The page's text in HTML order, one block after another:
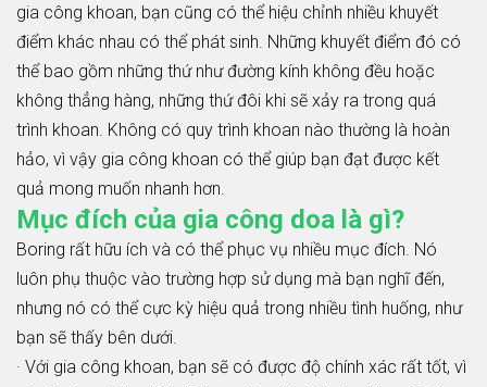
gia công khoan, bạn cũng có thể hiệu chỉnh nhiều khuyết
điểm khác nhau có thể phát sinh. Những khuyết điểm đó có
thể bao gồm những thứ như đường kính không đều hoặc
không thẳng hàng, những thứ đôi khi sẽ xảy ra trong quá
trình khoan. Không có quy trình khoan nào thường là hoàn
hảo, vì vậy gia công khoan có thể giúp bạn đạt được kết
quả mong muốn nhanh hơn.
Mục đích của gia công doa là gì?
Boring rất hữu ích và có thể phục vụ nhiều mục đích. Nó
luôn phụ thuộc vào trường hợp sử dụng mà bạn nghĩ đến,
nhưng nó có thể cực kỳ hiệu quả trong nhiều tình huống, như
bạn sẽ thấy bên dưới.
· Với gia công khoan, bạn sẽ có được độ chính xác rất tốt, vì